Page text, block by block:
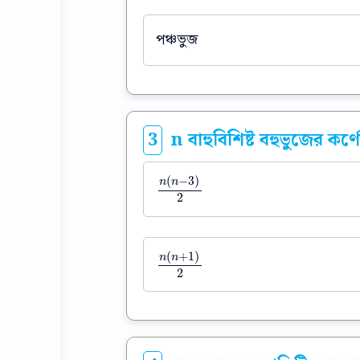
পঞ্চভুজ
3 n বাহুবিশিষ্ট বহুভুজের
n(n−3)
2
n(n−3)
n(n+1)
2
n(n+1)